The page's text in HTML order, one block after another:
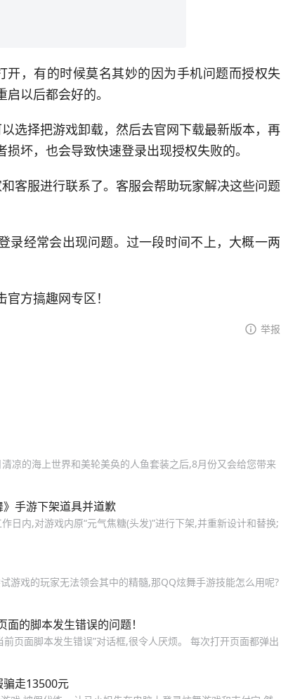
，有的时候莫名其妙的因为手机问题而授权失
以后都会好的。
选择把游戏卸载，然后去官网下载最新版本，再
坏，也会导致快速登录出现授权失败的。
客服进行联系了。客服会帮助玩家解决这些问题
录经常会出现问题。过一段时间不上，大概一两
方搞趣网专区！
举报
凉的海上世界和美轮美奂的人鱼套装之后,8月份又会给您带来
手游下架道具并道歉
日内,对游戏内原“元气焦糖(头发)”进行下架,并重新设计和替换;
游戏的玩家无法领会其中的精髓,那QQ炫舞手游技能怎么用呢?
的脚本发生错误的问题！
页面脚本发生错误”对话框,很令人厌烦。 每次打开页面都弹出
骗走13500元